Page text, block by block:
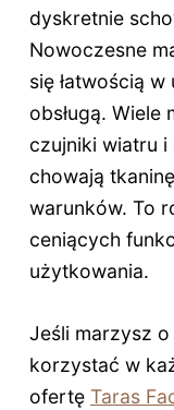
dyskretnie
Nowoczesne
się łatwością
obsługą.
czujniki wiatru
chowają
warunków. To
ceniących
użytkowania.
Jeśli marzysz
korzystać w
ofertę Taras